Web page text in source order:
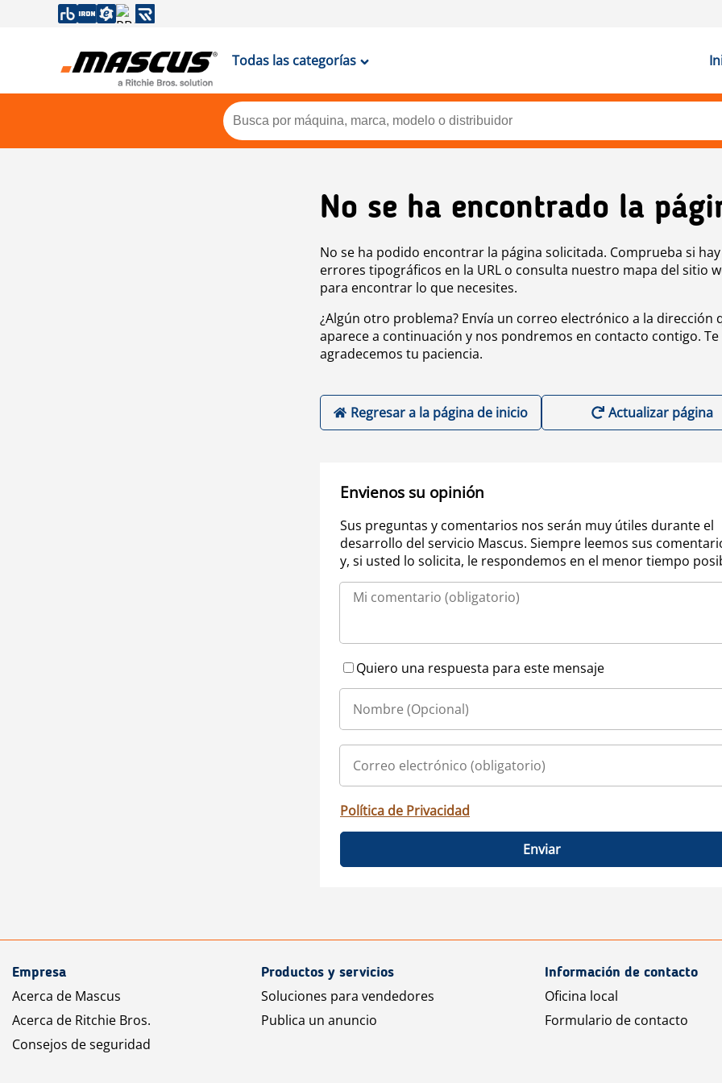
Todas las categorías
No se ha encontrado la
No se ha podido encontrar la página solicitada. Comprueba si hay
errores tipográficos en la URL o consulta nuestro mapa del sitio
para encontrar lo que necesites.
¿Algún otro problema? Envía un correo electrónico a la dirección
aparece a continuación y nos pondremos en contacto contigo. Te
agradecemos tu paciencia.
Regresar a la página de inicio Actualizar página
Envienos su opinión
Sus preguntas y comentarios nos serán muy útiles durante el
desarrollo del servicio Mascus. Siempre leemos sus
y, si usted lo solicita, le respondemos en el menor tiempo
Quiero una respuesta para este mensaje
Política de Privacidad
Enviar
Empresa
Acerca de Mascus
Acerca de Ritchie Bros.
Consejos de seguridad
Productos y servicios
Soluciones para vendedores
Publica un anuncio
Información de contacto
Oficina local
Formulario de contacto